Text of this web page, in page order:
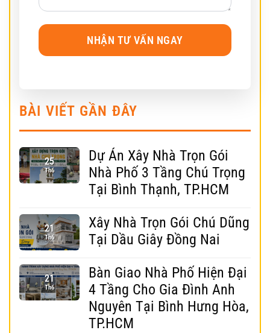
BÀI VIẾT GẦN ĐÂY
25
Th6
Dự Án Xây Nhà Trọn Gói
Nhà Phố 3 Tầng Chú Trọng
Tại Bình Thạnh, TP.HCM
21
Th6
Xây Nhà Trọn Gói Chú Dũng
Tại Dầu Giây Đồng Nai
21
Th6
Bàn Giao Nhà Phố Hiện Đại
4 Tầng Cho Gia Đình Anh
Nguyên Tại Bình Hưng Hòa,
TP.HCM